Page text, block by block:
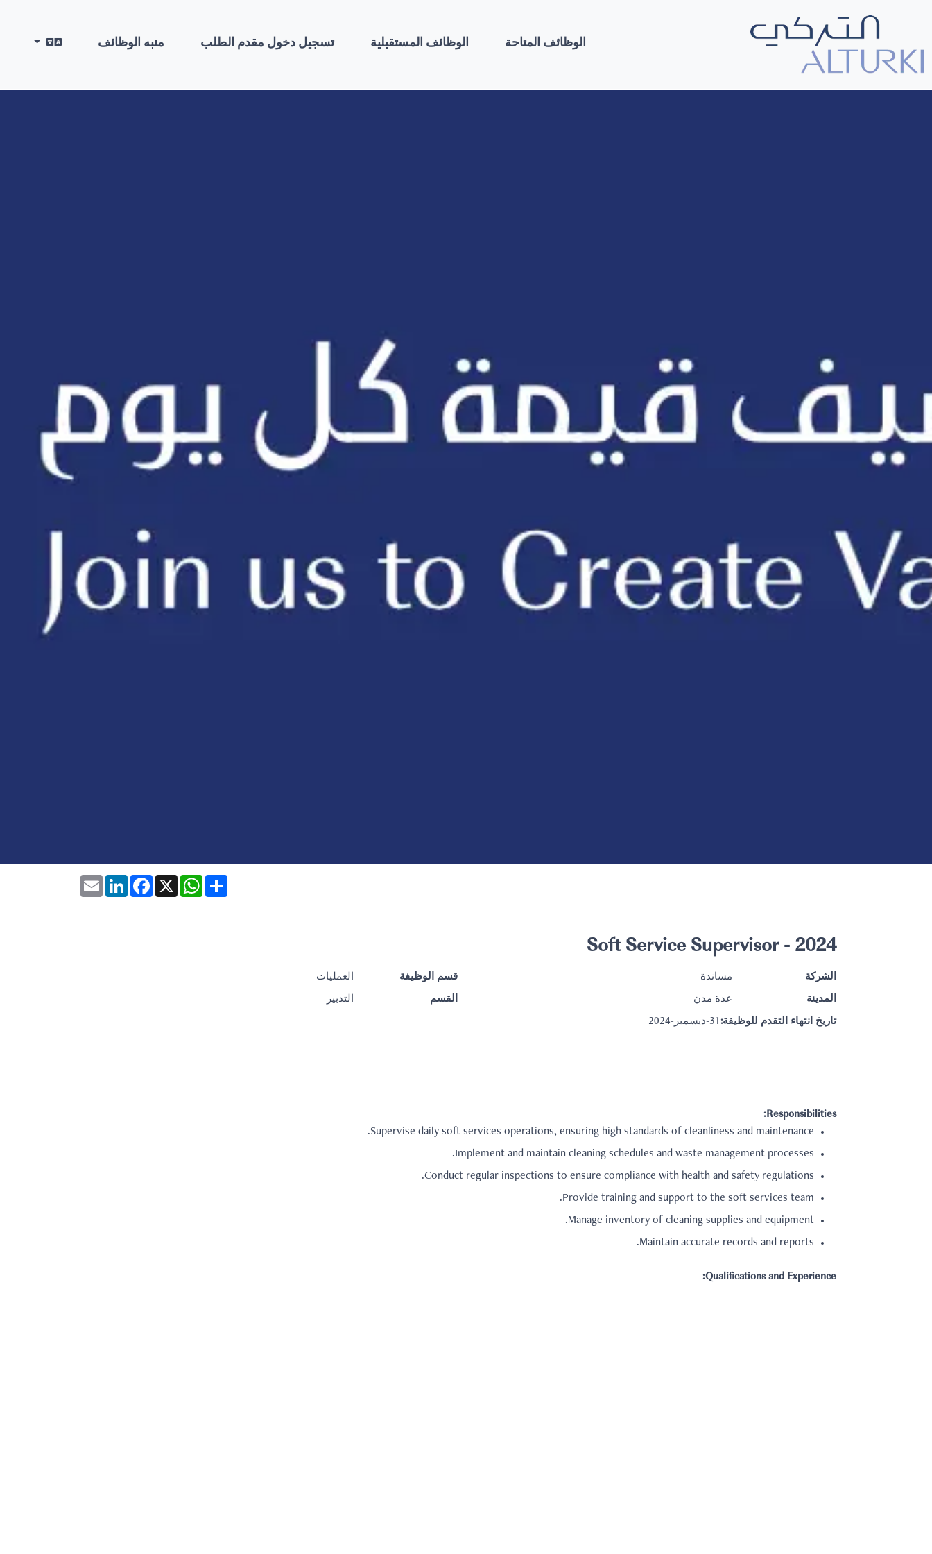
الوظائف المتاحة الوظائف المستقبلية تسجيل دخول مقدم الطلب منبه الوظائف
EmailLinkedInFacebook X
WhatsApp Share
2024 - Soft Service Supervisor
الشركة مساندة قسم الوظيفة العمليات
المدينة عدة مدن القسم التدبير
تاريخ انتهاء التقدم للوظيفة: 31-ديسمبر-2024
Responsibilities:
Supervise daily soft services operations, ensuring high standards of cleanliness and maintenance.
Implement and maintain cleaning schedules and waste management processes.
Conduct regular inspections to ensure compliance with health and safety regulations.
Provide training and support to the soft services team.
Manage inventory of cleaning supplies and equipment.
Maintain accurate records and reports.
Qualifications and Experience: